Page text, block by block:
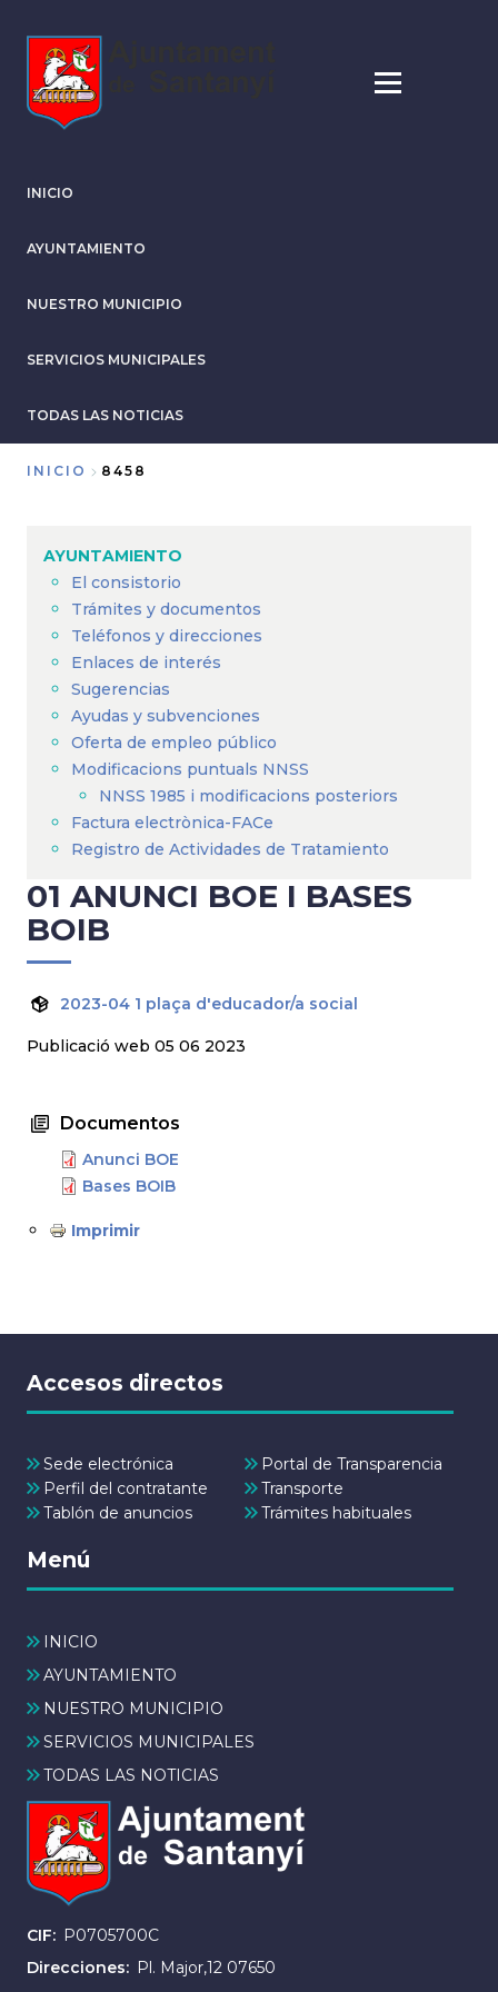
contenido
principal
INICIO
AYUNTAMIENTO
NUESTRO MUNICIPIO
SERVICIOS MUNICIPALES
TODAS LAS NOTICIAS
enlaces
de
ayuda
navegación
INICIO 8458
AYUNTAMIENTO
El consistorio
Trámites y documentos
Teléfonos y direcciones
Enlaces de interés
Sugerencias
Ayudas y subvenciones
Oferta de empleo público
Modificacions puntuals NNSS
NNSS 1985 i modificacions posteriors
Factura electrònica-FACe
Registro de Actividades de Tratamiento
01 ANUNCI BOE I BASES
BOIB
2023-04 1 plaça d'educador/a social
Publicació web 05 06 2023
Documentos
Anunci BOE
Bases BOIB
Imprimir
Accesos directos
Sede electrónica
Portal de Transparencia
Perfil del contratante
Transporte
Tablón de anuncios
Trámites habituales
Menú
INICIO
AYUNTAMIENTO
NUESTRO MUNICIPIO
SERVICIOS MUNICIPALES
TODAS LAS NOTICIAS
CIF
P0705700C
Direcciones
Pl. Major,12 07650